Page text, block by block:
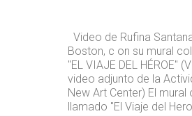
Video de Rufina
Boston, c on su mural
"EL VIAJE DEL HÉROE"
video adjunto de la
New Art Center) El mural
llamado "El Viaje del